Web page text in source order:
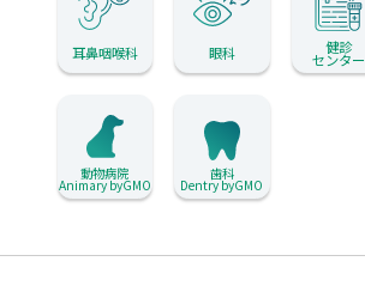
耳鼻咽喉科 眼科 健診
センター
動物病院
Animary byGMO
歯科
Dentry byGMO